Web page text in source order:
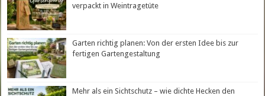
verpackt in Weintragetüte
Garten richtig planen: Von der ersten Idee bis zur
fertigen Gartengestaltung
Mehr als ein Sichtschutz – wie dichte Hecken den